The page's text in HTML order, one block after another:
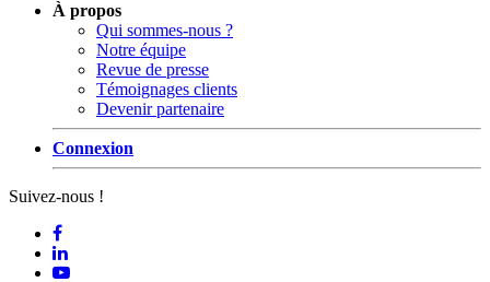
À propos
Qui sommes-nous ?
Notre équipe
Revue de presse
Témoignages clients
Devenir partenaire
Connexion
Suivez-nous !